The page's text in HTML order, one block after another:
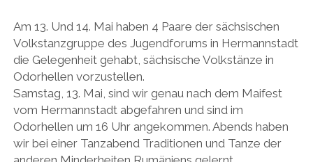
Am 13. Und 14. Mai haben 4 Paare der sächsischen
Volkstanzgruppe des Jugendforums in Hermannstadt
die Gelegenheit gehabt, sächsische Volkstänze in
Odorhellen vorzustellen.
Samstag, 13. Mai, sind wir genau nach dem Maifest
vom Hermannstadt abgefahren und sind im
Odorhellen um 16 Uhr angekommen. Abends haben
wir bei einer Tanzabend Traditionen und Tanze der